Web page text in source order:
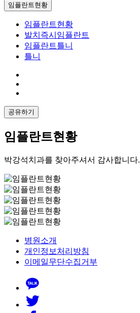
임플란트현황
임플란트현황
발치즉시임플란트
임플란트틀니
틀니
공유하기
임플란트현황
박강석치과를 찾아주셔서 감사합니다.
병원소개
개인정보처리방침
이메일무단수집거부